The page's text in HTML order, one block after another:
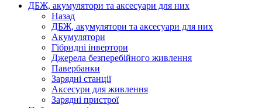
ДБЖ, акумулятори та аксесуари для них
Назад
ДБЖ, акумулятори та аксесуари для них
Акумулятори
Гібридні інвертори
Джерела безперебійного живлення
Павербанки
Зарядні станції
Аксесури для живлення
Зарядні пристрої